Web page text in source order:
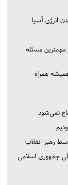
انرژی آسیا
مسئله
همراه
نمی‌شود
رهبر انقلاب
جمهوری اسلامی